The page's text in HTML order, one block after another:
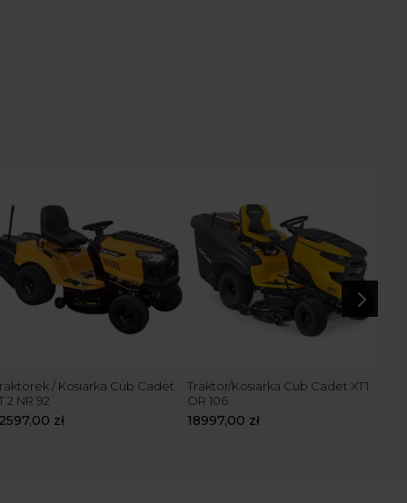
/ Kosiarka Cub Cadet
2 NR 92
zł
Traktor/Kosiarka Cub Cadet XT1
OR 106
18997,00 zł
5